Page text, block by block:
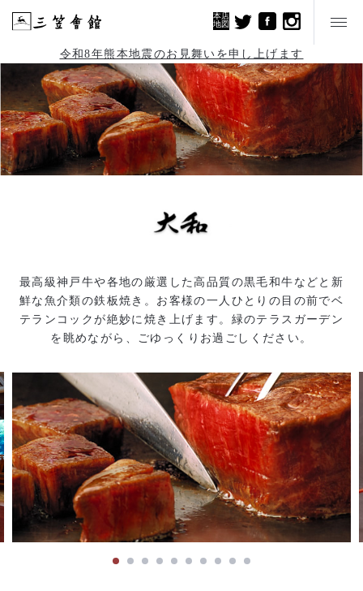
本店
地図
令和8年熊本地震のお見舞いを申し上げます
最高級神戸牛や各地の厳選した高品質の黒毛和牛などと新
鮮な魚介類の鉄板焼き。お客様の一人ひとりの目の前でベ
テランコックが絶妙に焼き上げます。緑のテラスガーデン
を眺めながら、ごゆっくりお過ごしください。